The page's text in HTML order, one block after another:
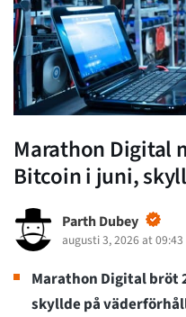
Marathon Digital
Bitcoin i juni,
Parth Dubey
augusti 3, 2026 at 09:43
Marathon Digital bröt
skyllde på